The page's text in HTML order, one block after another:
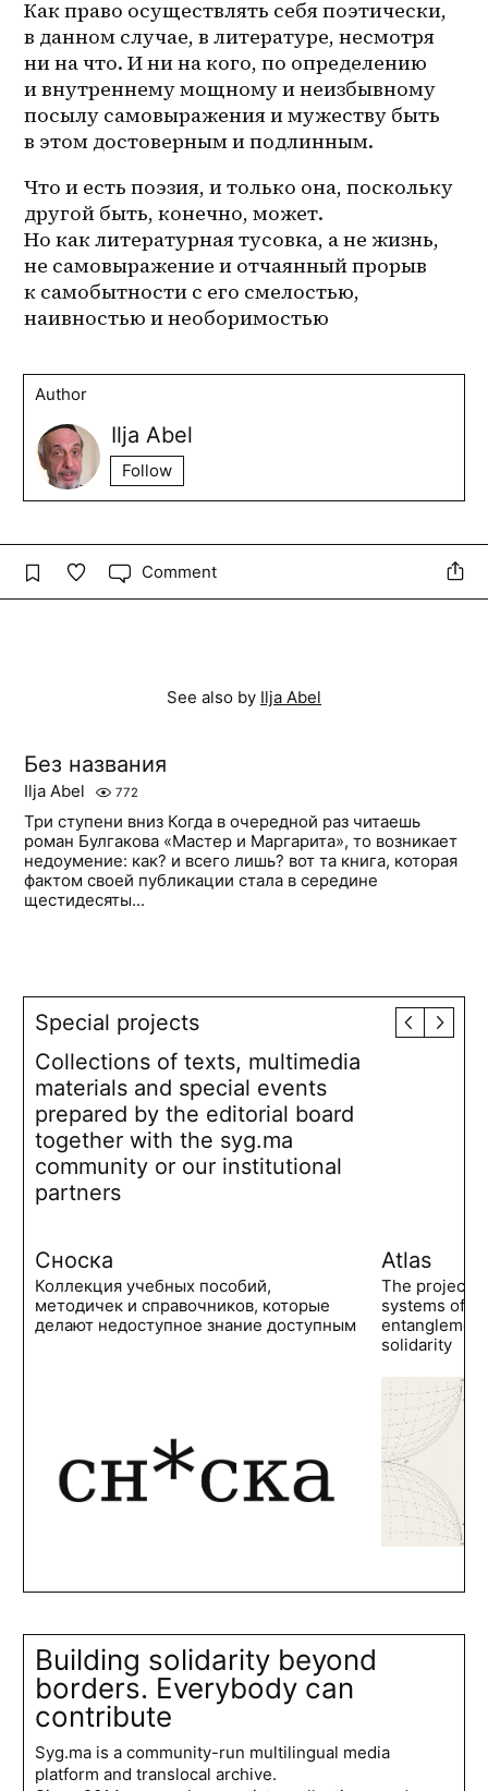
Как право осуществлять себя поэтически,
в данном случае, в литературе, несмотря
ни на что. И ни на кого, по определению
и внутреннему мощному и неизбывному
посылу самовыражения и мужеству быть
в этом достоверным и подлинным.
Что и есть поэзия, и только она, поскольку
другой быть, конечно, может.
Но как литературная тусовка, а не жизнь,
не самовыражение и отчаянный прорыв
к самобытности с его смелостью,
наивностью и необоримостью
Author
Ilja Abel
Follow
Comment
See also by Ilja Abel
Без названия
Ilja Abel 772
Три ступени вниз Когда в очередной раз читаешь
роман Булгакова «Мастер и Маргарита», то возникает
недоумение: как? и всего лишь? вот та книга, которая
фактом своей публикации стала в середине
щестидесяты...
Special projects
Collections of texts, multimedia
materials and special events
prepared by the editorial board
together with the syg.ma
community or our institutional
partners
Сноска
Коллекция учебных пособий,
методичек и справочников, которые
делают недоступное знание доступным
Atlas
The project
systems of
solidarity
Building solidarity beyond
borders. Everybody can
contribute
Syg.ma is a community-run multilingual media
platform and translocal archive.